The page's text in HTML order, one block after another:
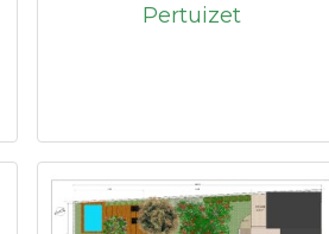
Pertuizet